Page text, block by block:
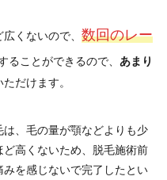
くないので、 数回のレー
ることができるので、 あまり
だけます。
、毛の量が顎などよりも少
高くないため、脱毛施術前
を感じないで完了したとい